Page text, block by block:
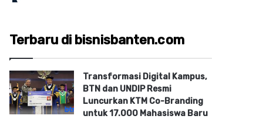
Terbaru di bisnisbanten.com
Transformasi Digital Kampus,
BTN dan UNDIP Resmi
Luncurkan KTM Co-Branding
untuk 17.000 Mahasiswa Baru